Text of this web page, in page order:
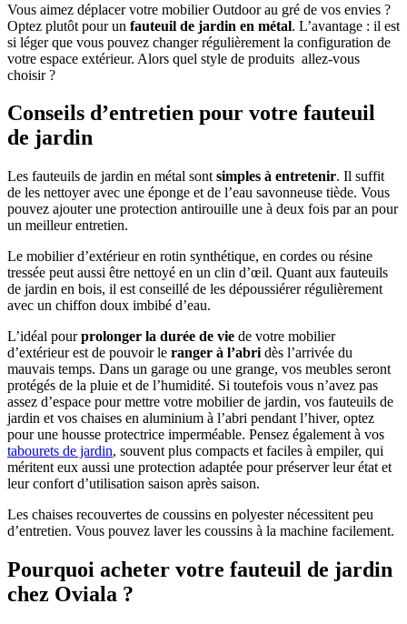
Vous aimez déplacer votre mobilier Outdoor au gré de vos envies ?
Optez plutôt pour un fauteuil de jardin en métal. L’avantage : il est
si léger que vous pouvez changer régulièrement la configuration de
votre espace extérieur. Alors quel style de produits allez-vous
choisir ?
Conseils d’entretien pour votre fauteuil
de jardin
Les fauteuils de jardin en métal sont simples à entretenir. Il suffit
de les nettoyer avec une éponge et de l’eau savonneuse tiède. Vous
pouvez ajouter une protection antirouille une à deux fois par an pour
un meilleur entretien.
Le mobilier d’extérieur en rotin synthétique, en cordes ou résine
tressée peut aussi être nettoyé en un clin d’œil. Quant aux fauteuils
de jardin en bois, il est conseillé de les dépoussiérer régulièrement
avec un chiffon doux imbibé d’eau.
L’idéal pourprolonger la durée de vie de votre mobilier
d’extérieur est de pouvoir le ranger à l’abri dès l’arrivée du
mauvais temps. Dans un garage ou une grange, vos meubles seront
protégés de la pluie et de l’humidité. Si toutefois vous n’avez pas
assez d’espace pour mettre votre mobilier de jardin, vos fauteuils de
jardin et vos chaises en aluminium à l’abri pendant l’hiver, optez
pour une housse protectrice imperméable. Pensez également à vos
tabourets de jardin, souvent plus compacts et faciles à empiler, qui
méritent eux aussi une protection adaptée pour préserver leur état et
leur confort d’utilisation saison après saison.
Les chaises recouvertes de coussins en polyester nécessitent peu
d’entretien. Vous pouvez laver les coussins à la machine facilement.
Pourquoi acheter votre fauteuil de jardin
chez Oviala ?